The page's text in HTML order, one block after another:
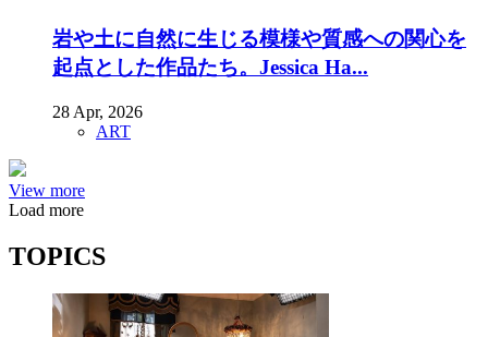
岩や土に自然に生じる模様や質感への関心を
起点とした作品たち。Jessica Ha...
28 Apr, 2026
ART
View more
Load more
TOPICS